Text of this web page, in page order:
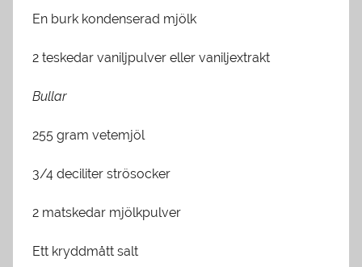
En burk kondenserad mjölk
2 teskedar vaniljpulver eller vaniljextrakt
Bullar
255 gram vetemjöl
3/4 deciliter strösocker
2 matskedar mjölkpulver
Ett kryddmått salt